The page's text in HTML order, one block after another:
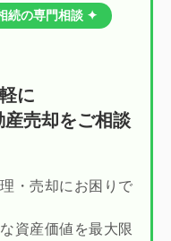
続の専門相談 ✦
に
産売却をご相談
・売却にお困りで
資産価値を最大限